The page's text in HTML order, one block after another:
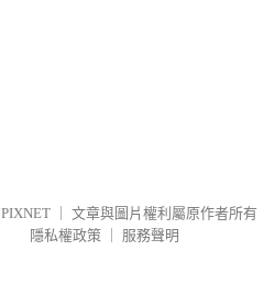
PIXNET
文章與圖片權利屬原作者所有
隱私權政策
服務聲明